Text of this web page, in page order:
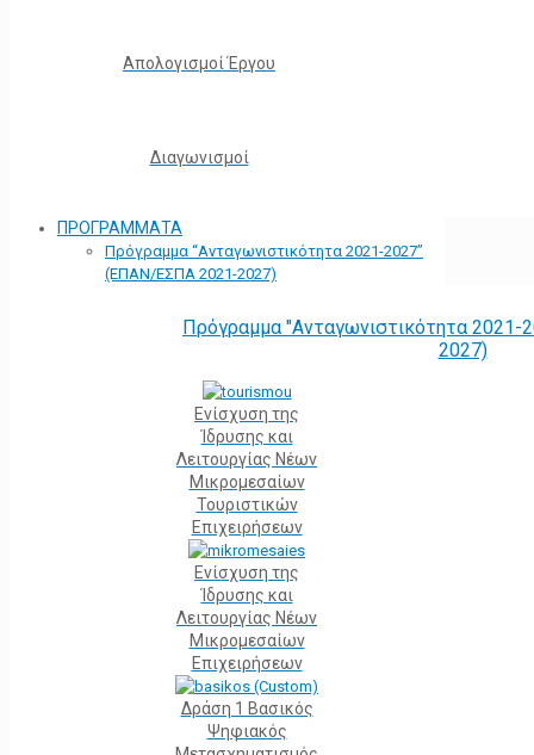
Απολογισμοί Έργου
Διαγωνισμοί
ΠΡΟΓΡΑΜΜΑΤΑ
Πρόγραμμα “Ανταγωνιστικότητα 2021-2027”
(ΕΠΑΝ/ΕΣΠΑ 2021-2027)
Πρόγραμμα "Ανταγωνιστικότητα
2027)
Ενίσχυση της
Ίδρυσης και
Λειτουργίας Νέων
Μικρομεσαίων
Τουριστικών
Επιχειρήσεων
Ενίσχυση της
Ίδρυσης και
Λειτουργίας Νέων
Μικρομεσαίων
Επιχειρήσεων
Δράση 1 Βασικός
Ψηφιακός